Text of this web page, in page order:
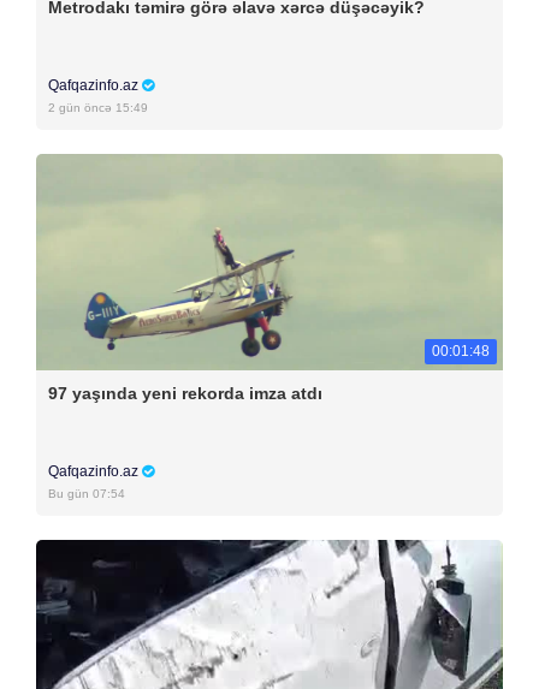
Metrodakı təmirə görə əlavə xərcə düşəcəyik?
Qafqazinfo.az
2 gün öncə 15:49
00:01:48
97 yaşında yeni rekorda imza atdı
Qafqazinfo.az
Bu gün 07:54